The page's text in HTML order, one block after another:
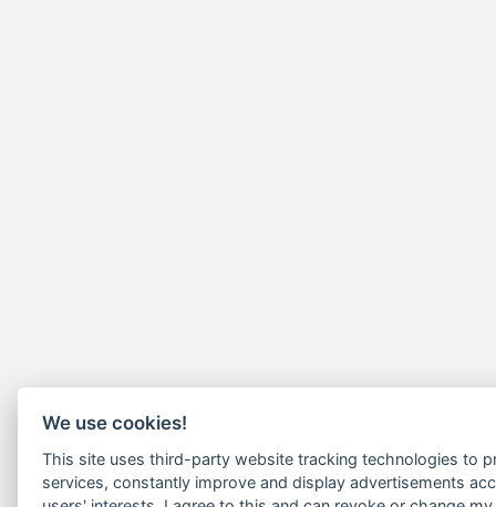
We use cookies!
This site uses third-party website tracking technologies to
services, constantly improve and display advertisements